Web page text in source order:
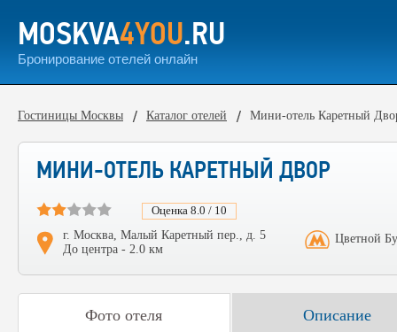
MOSKVA4YOU.RU
Бронирование отелей онлайн
Гостиницы Москвы Каталог отелей Мини-отель Каретный
МИНИ-ОТЕЛЬ КАРЕТНЫЙ ДВОР
Оценка 8.0 / 10
г. Москва, Малый Каретный пер., д. 5
До центра - 2.0 км
Цветной
Фото отеля Описание